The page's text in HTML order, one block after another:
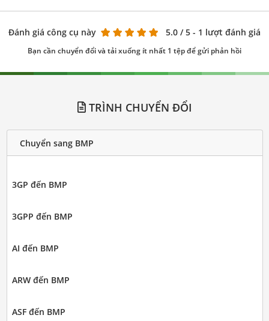
Đánh giá công cụ này 5.0 / 5 - 1 lượt đánh giá
Bạn cần chuyển đổi và tải xuống ít nhất 1 tệp để gửi phản hồi
TRÌNH CHUYỂN ĐỔI
Chuyển sang BMP
3GP đến BMP
3GPP đến BMP
AI đến BMP
ARW đến BMP
ASF đến BMP